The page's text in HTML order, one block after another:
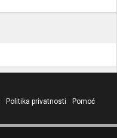
Politika privatnosti
Pomoć